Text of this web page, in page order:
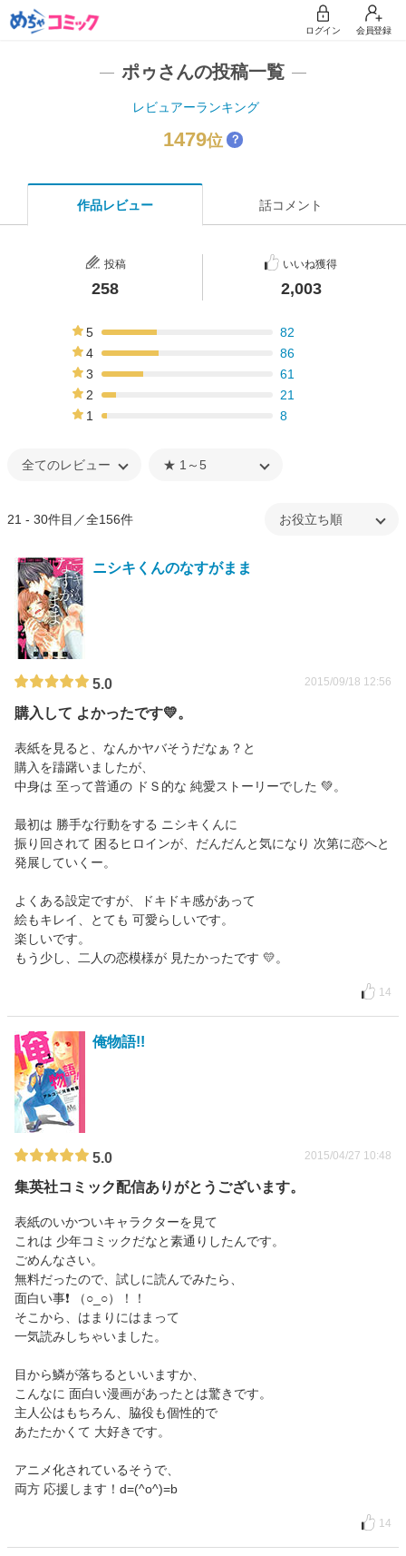
ログイン 会員登録
ポゥさんの投稿一覧
レビュアーランキング
1479位 ？
作品レビュー 話コメント
投稿
258
いいね獲得
2,003
5
82
4
86
3
61
2
21
1
8
21 - 30件目／全156件
ニシキくんのなすがまま
5.0 2015/09/18 12:56
購入して よかったです💛。
表紙を見ると、なんかヤバそうだなぁ？と
購入を躊躇いましたが、
中身は 至って普通の ドＳ的な 純愛ストーリーでした 💚。
最初は 勝手な行動をする ニシキくんに
振り回されて 困るヒロインが、だんだんと気になり 次第に恋へと
発展していくー。
よくある設定ですが、ドキドキ感があって
絵もキレイ、とても 可愛らしいです。
楽しいです。
もう少し、二人の恋模様が 見たかったです 💛。
14
俺物語!!
5.0 2015/04/27 10:48
集英社コミック配信ありがとうございます。
表紙のいかついキャラクターを見て
これは 少年コミックだなと素通りしたんです。
ごめんなさい。
無料だったので、試しに読んでみたら、
面白い事❗ （○_○）！！
そこから、はまりにはまって
一気読みしちゃいました。
目から鱗が落ちるといいますか、
こんなに 面白い漫画があったとは驚きです。
主人公はもちろん、脇役も個性的で
あたたかくて 大好きです。
アニメ化されているそうで、
両方 応援します！d=(^o^)=b
14